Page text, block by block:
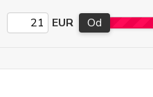
EUR Od